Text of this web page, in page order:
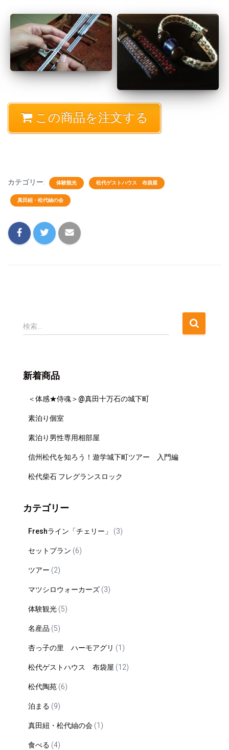
この商品を注文する
カテゴリー: 体験観光 松代ゲストハウス 布袋屋
真田紐・松代紬の会
検
索
検索…
新着商品
＜体感★侍魂＞@真田十万石の城下町
素泊り個室
素泊り男性専用相部屋
信州松代を知ろう！遊学城下町ツアー 入門編
松代柴石 フレグランスロック
カテゴリー
Freshライン「チェリー」 (3)
セットプラン (6)
ツアー (2)
マツシロウォーカーズ (3)
体験観光 (5)
名産品 (5)
杏っ子の里 ハーモアグリ (1)
松代ゲストハウス 布袋屋 (12)
松代陶苑 (6)
泊まる (9)
真田紐・松代紬の会 (1)
食べる (4)